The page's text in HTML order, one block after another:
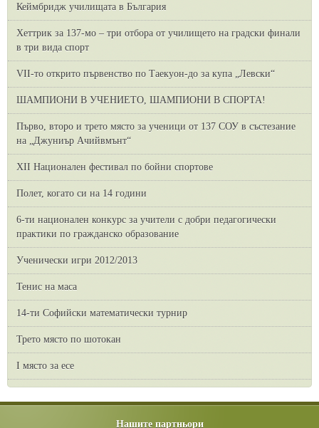
Кеймбридж училищата в България
Хеттрик за 137-мо – три отбора от училището на градски финали
в три вида спорт
VII-то открито първенство по Таекуон-до за купа „Левски“
ШАМПИОНИ В УЧЕНИЕТО, ШАМПИОНИ В СПОРТА!
Първо, второ и трето място за ученици от 137 СОУ в състезание
на „Джуниър Ачийвмънт“
XII Национален фестивал по бойни спортове
Полет, когато си на 14 години
6-ти национален конкурс за учители с добри педагогически
практики по гражданско образование
Ученически игри 2012/2013
Тенис на маса
14-ти Софийски математически турнир
Трето място по шотокан
I място за есе
Нашите партньори